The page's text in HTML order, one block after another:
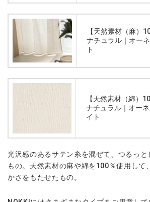
【天然素材（麻）
ナチュラル｜オー
ト
【天然素材（綿）
ナチュラル｜オー
イト
光沢感のあるサテン糸を混ぜて、つるっと
もの。天然素材の麻や綿を100％使用して
かさをもたせたもの。